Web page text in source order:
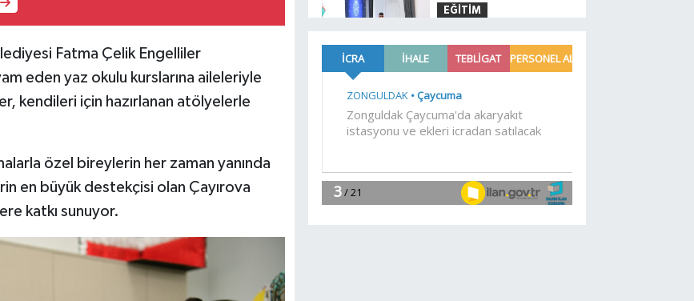
Fatma Çelik Engelliler
eden yaz okulu kurslarına aileleriyle
kendileri için hazırlanan atölyelerle
özel bireylerin her zaman yanında
en büyük destekçisi olan Çayırova
katkı sunuyor.
EĞİTİM
öğrencilerden MEB'e
ziyaret
20:57Bakan Tekin
üniversite adaylarıyla
20:53 688 milyon TL